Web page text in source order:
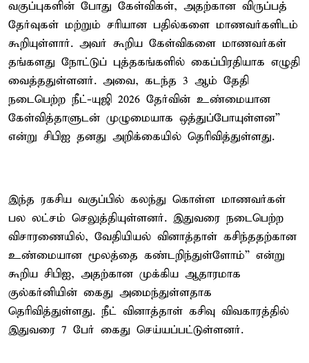
வகுப்புகளின் போது கேள்விகள், அதற்கான விருப்பத்
தேர்வுகள் மற்றும் சரியான பதில்களை மாணவர்களிடம்
கூறியுள்ளார். அவர் கூறிய கேள்விகளை மாணவர்கள்
தங்களது நோட்டுப் புத்தகங்களில் கைப்பிரதியாக எழுதி
வைத்ததுள்ளனர். அவை, கடந்த 3 ஆம் தேதி
நடைபெற்ற நீட்-யுஜி 2026 தேர்வின் உண்மையான
கேள்வித்தாளுடன் முழுமையாக ஒத்துப்போயுள்ளன”
என்று சிபிஐ தனது அறிக்கையில் தெரிவித்துள்ளது.
இந்த ரகசிய வகுப்பில் கலந்து கொள்ள மாணவர்கள்
பல லட்சம் செலுத்தியுள்ளனர். இதுவரை நடைபெற்ற
விசாரணையில், வேதியியல் வினாத்தாள் கசிந்ததற்கான
உண்மையான மூலத்தை கண்டறிந்துள்ளோம்” என்று
கூறிய சிபிஐ, அதற்கான முக்கிய ஆதாரமாக
குல்கர்னியின் கைது அமைந்துள்ளதாக
தெரிவித்துள்ளது. நீட் வினாத்தாள் கசிவு விவகாரத்தில்
இதுவரை 7 பேர் கைது செய்யப்பட்டுள்ளனர்.